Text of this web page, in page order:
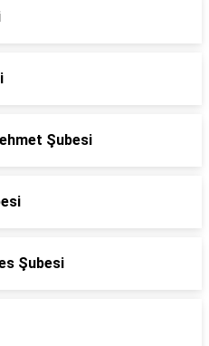
Şubesi
Şubesi